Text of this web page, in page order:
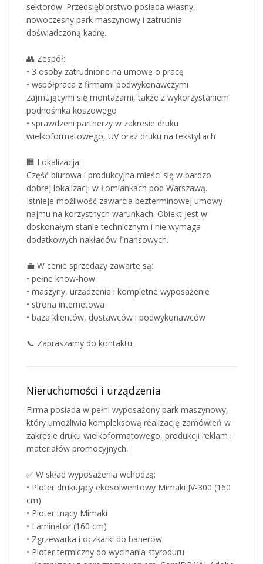
sektorów. Przedsiębiorstwo posiada własny,
nowoczesny park maszynowy i zatrudnia
doświadczoną kadrę.
👥 Zespół:
• 3 osoby zatrudnione na umowę o pracę
• współpraca z firmami podwykonawczymi
zajmującymi się montażami, także z wykorzystaniem
podnośnika koszowego
• sprawdzeni partnerzy w zakresie druku
wielkoformatowego, UV oraz druku na tekstyliach
🏢 Lokalizacja:
Część biurowa i produkcyjna mieści się w bardzo
dobrej lokalizacji w Łomiankach pod Warszawą.
Istnieje możliwość zawarcia bezterminowej umowy
najmu na korzystnych warunkach. Obiekt jest w
doskonałym stanie technicznym i nie wymaga
dodatkowych nakładów finansowych.
💼 W cenie sprzedaży zawarte są:
• pełne know-how
• maszyny, urządzenia i kompletne wyposażenie
• strona internetowa
• baza klientów, dostawców i podwykonawców
📞 Zapraszamy do kontaktu.
Nieruchomości i urządzenia
Firma posiada w pełni wyposażony park maszynowy,
który umożliwia kompleksową realizację zamówień w
zakresie druku wielkoformatowego, produkcji reklam i
materiałów promocyjnych.
✅ W skład wyposażenia wchodzą:
• Ploter drukujący ekosolwentowy Mimaki JV-300 (160
cm)
• Ploter tnący Mimaki
• Laminator (160 cm)
• Zgrzewarka i oczkarki do banerów
• Ploter termiczny do wycinania styroduru